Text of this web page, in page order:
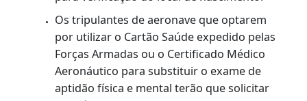
identificação deverá ser sempre a mais
recente emitida pelo DETRAN-RJ.
Se o cliente quiser alterar qualquer dado
em seu cadastro, terá de apresentar
original do documento de identificação